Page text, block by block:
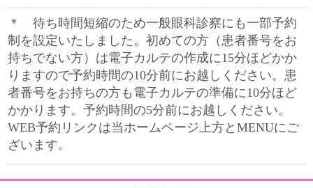
＊ 待ち時間短縮のため一般眼科診察にも一部予約
制を設定いたしました。初めての方（患者番号をお
持ちでない方）は電子カルテの作成に15分ほどかか
りますので予約時間の10分前にお越しください。患
者番号をお持ちの方も電子カルテの準備に10分ほど
かかります。予約時間の5分前にお越しください。
WEB予約リンクは当ホームページ上方とMENUにご
ざいます。